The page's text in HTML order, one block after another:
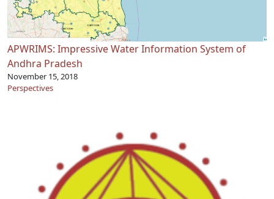
APWRIMS: Impressive Water Information System of
Andhra Pradesh
November 15, 2018
Perspectives